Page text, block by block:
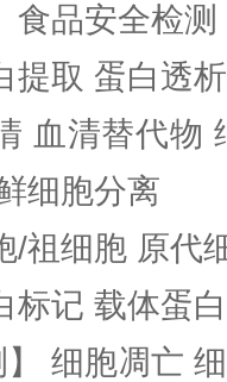
食品安全检
提取 蛋白透
血清替代物
细胞分离
/祖细胞 原代
标记 载体蛋
】 细胞凋亡